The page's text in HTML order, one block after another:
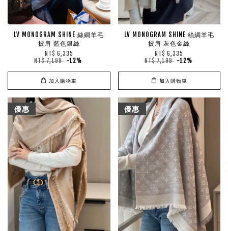
LV MONOGRAM SHINE 絲綢羊毛
披肩 藍色銀絲
NT$ 6,335
NT$ 7,199 -12%
加入購物車
LV MONOGRAM SHINE 絲綢羊毛
披肩 灰色金絲
NT$ 6,335
NT$ 7,199 -12%
加入購物車
優惠 優惠